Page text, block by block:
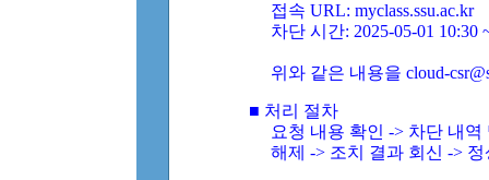
접속 URL: myclass.ssu.ac.kr
차단 시간: 2025-05-01 10:30
위와 같은 내용을 cloud-
■ 처리 절차
요청 내용 확인 -> 차단 내
해제 -> 조치 결과 회신 ->